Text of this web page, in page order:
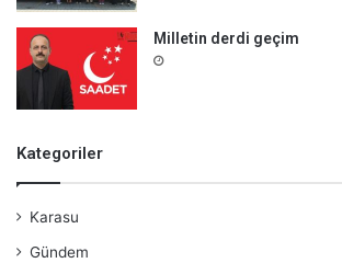
Milletin derdi geçim
Kategoriler
Karasu
Gündem